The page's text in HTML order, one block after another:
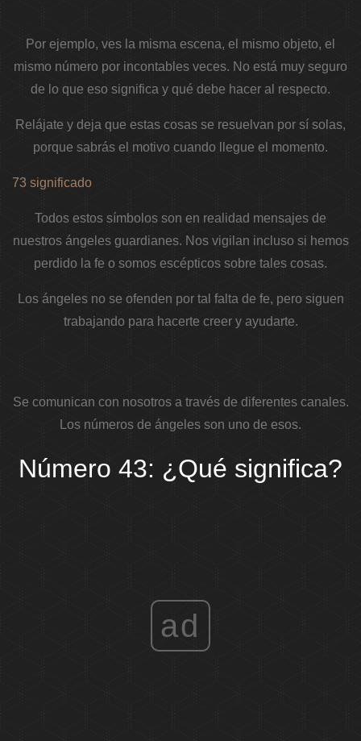
Por ejemplo, ves la misma escena, el mismo objeto, el
mismo número por incontables veces. No está muy seguro
de lo que eso significa y qué debe hacer al respecto.
Relájate y deja que estas cosas se resuelvan por sí solas,
porque sabrás el motivo cuando llegue el momento.
73 significado
Todos estos símbolos son en realidad mensajes de
nuestros ángeles guardianes. Nos vigilan incluso si hemos
perdido la fe o somos escépticos sobre tales cosas.
Los ángeles no se ofenden por tal falta de fe, pero siguen
trabajando para hacerte creer y ayudarte.
Se comunican con nosotros a través de diferentes canales.
Los números de ángeles son uno de esos.
Número 43: ¿Qué significa?
ad